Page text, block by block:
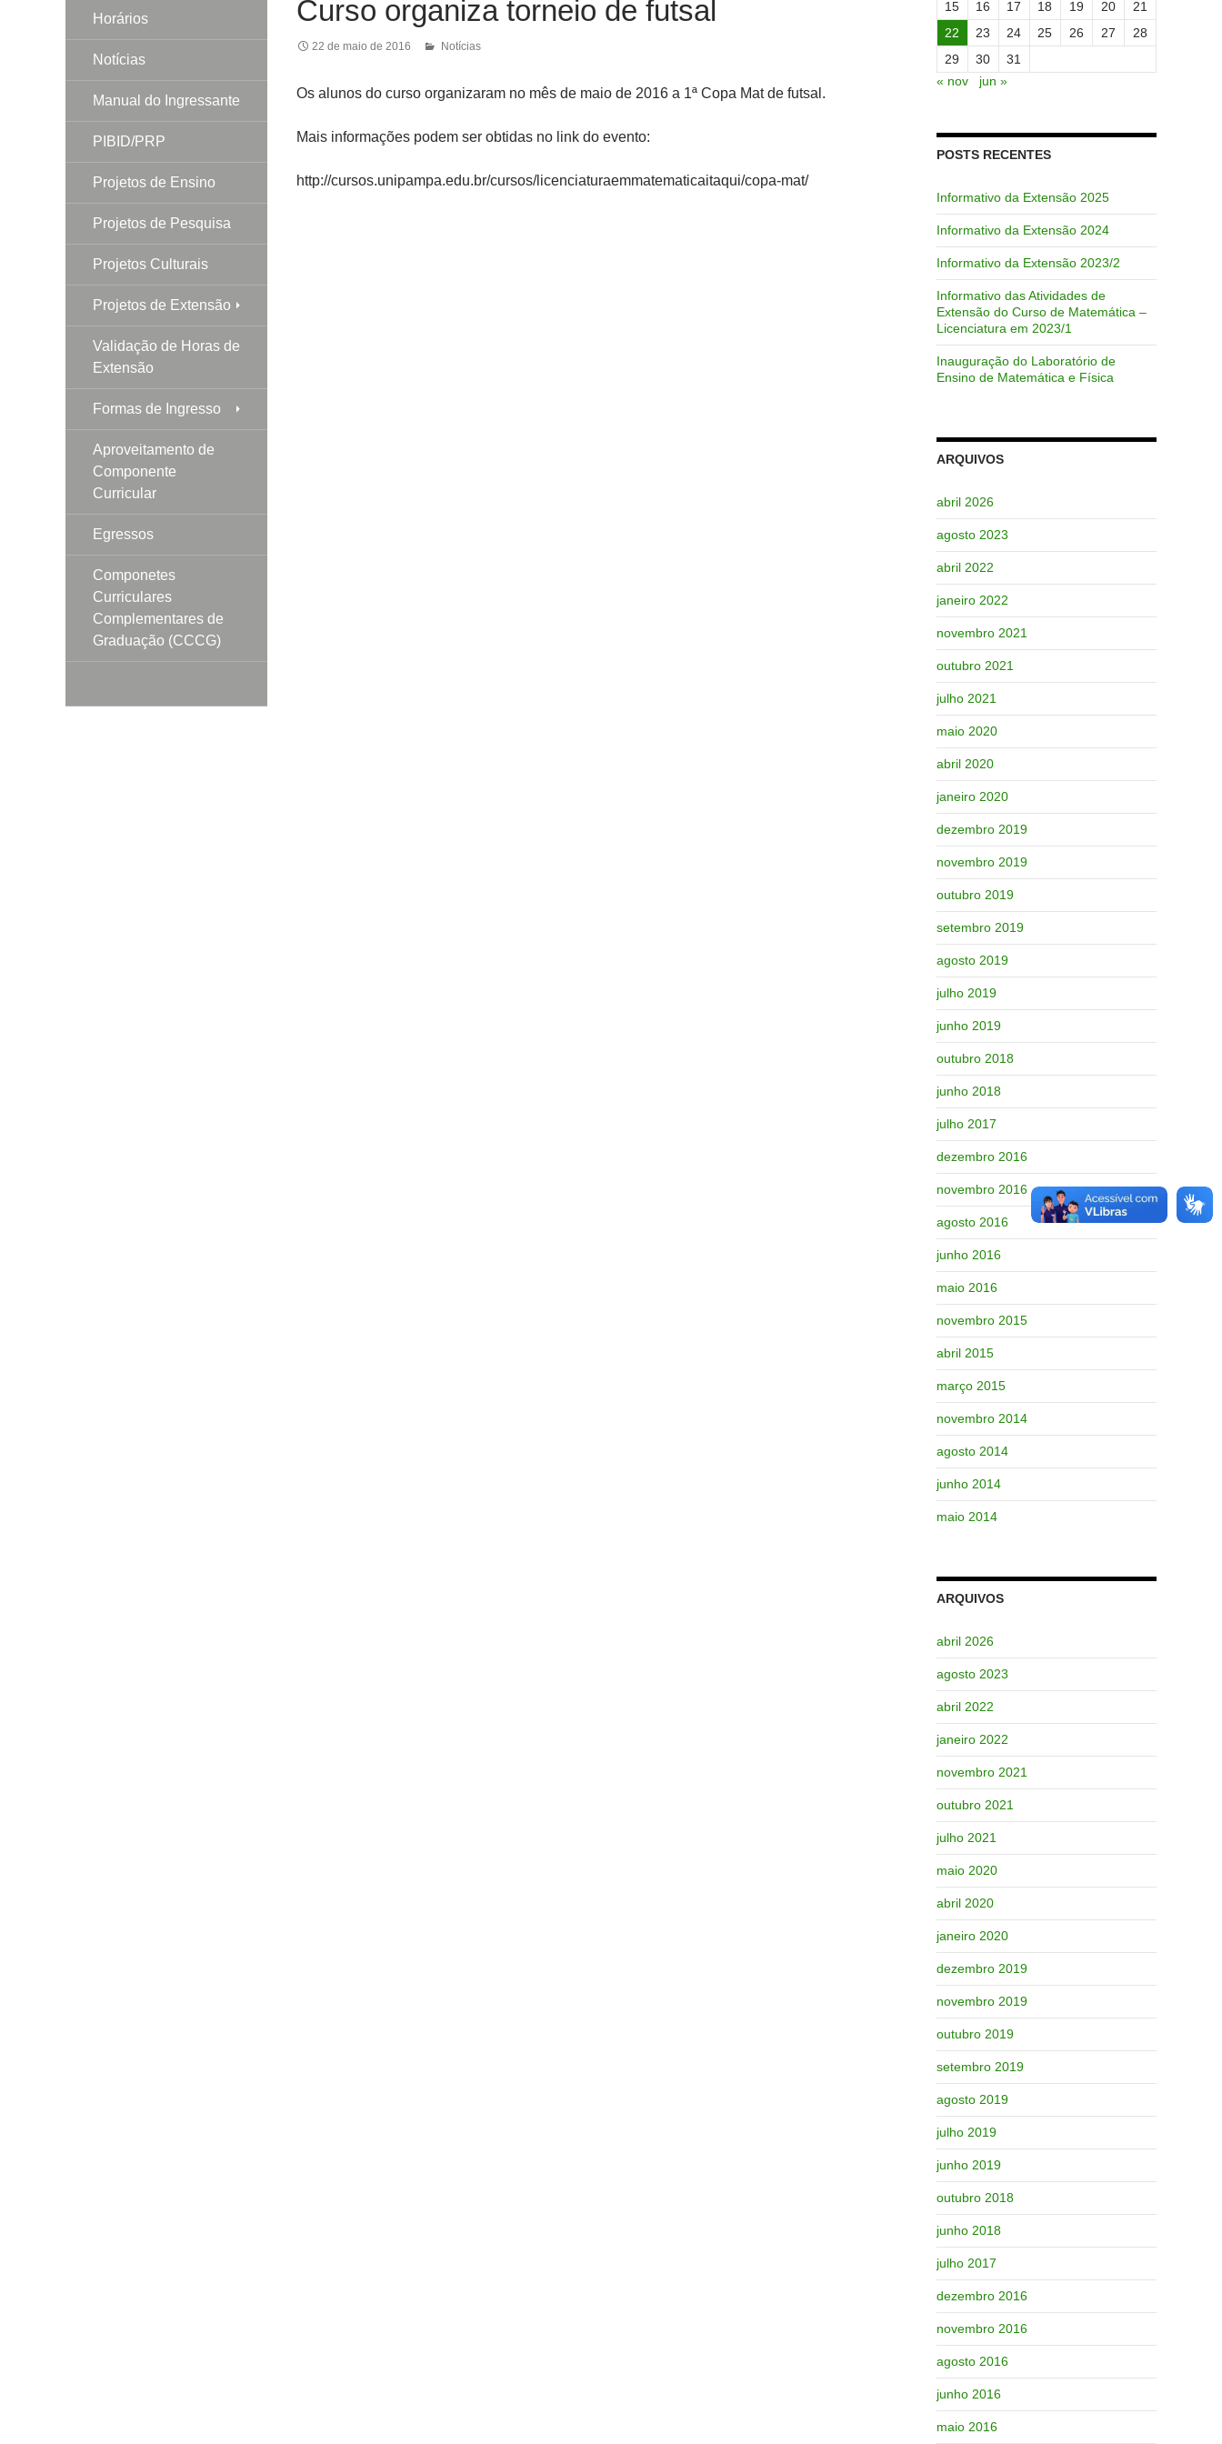
Curso organiza torneio de futsal
22 de maio de 2016 Notícias
Os alunos do curso organizaram no mês de maio de 2016 a 1ª Copa Mat de futsal.
Mais informações podem ser obtidas no link do evento:
http://cursos.unipampa.edu.br/cursos/licenciaturaemmatematicaitaqui/copa-mat/
15
16 17 18 19 20
21
22
23 24 25 26 27
28
29
30
31
« nov
jun »
POSTS RECENTES
Informativo da Extensão 2025
Informativo da Extensão 2024
Informativo da Extensão 2023/2
Informativo das Atividades de
Extensão do Curso de Matemática –
Licenciatura em 2023/1
Inauguração do Laboratório de
Ensino de Matemática e Física
ARQUIVOS
abril 2026
agosto 2023
abril 2022
janeiro 2022
novembro 2021
outubro 2021
julho 2021
maio 2020
abril 2020
janeiro 2020
dezembro 2019
novembro 2019
outubro 2019
setembro 2019
agosto 2019
julho 2019
junho 2019
outubro 2018
junho 2018
julho 2017
dezembro 2016
novembro 2016
agosto 2016
junho 2016
maio 2016
novembro 2015
abril 2015
março 2015
novembro 2014
agosto 2014
junho 2014
maio 2014
ARQUIVOS
abril 2026
agosto 2023
abril 2022
janeiro 2022
novembro 2021
outubro 2021
julho 2021
maio 2020
abril 2020
janeiro 2020
dezembro 2019
novembro 2019
outubro 2019
setembro 2019
agosto 2019
julho 2019
junho 2019
outubro 2018
junho 2018
julho 2017
dezembro 2016
novembro 2016
agosto 2016
junho 2016
maio 2016
Horários
Notícias
Manual do Ingressante
PIBID/PRP
Projetos de Ensino
Projetos de Pesquisa
Projetos Culturais
Projetos de Extensão
Validação de Horas de
Extensão
Formas de Ingresso
Aproveitamento de
Componente
Curricular
Egressos
Componetes
Curriculares
Complementares de
Graduação (CCCG)